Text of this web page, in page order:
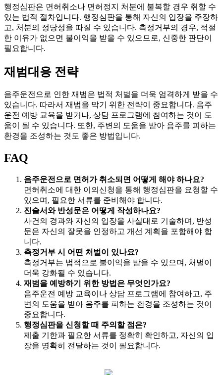
행정심판은 면허취소나 면허정지 처분에 불복할 경우 취할 수
있는 법적 절차입니다. 행정심판을 통해 자신의 입장을 주장하
고, 처분의 정당성을 따질 수 있습니다. 측정거부의 경우, 적절
한 이유가 없으면 불이익을 받을 수 있으므로, 신중한 판단이
필요합니다.
재범대응 전략
음주운전으로 인한 재범은 법적 처벌을 더욱 엄격하게 받을 수
있습니다. 따라서 재범을 막기 위한 전략이 중요합니다. 음주
운전 예방 교육을 받거나, 상담 프로그램에 참여하는 것이 도
움이 될 수 있습니다. 또한, 주변의 도움을 받아 음주를 피하는
환경을 조성하는 것도 좋은 방법입니다.
FAQ
음주운전으로 면허가 취소되면 어떻게 해야 하나요?
면허취소에 대한 이의신청을 통해 행정심판을 요청할 수
있으며, 필요한 서류를 준비해야 합니다.
진술서와 반성문은 어떻게 작성하나요?
사건의 경과와 자신의 입장을 사실대로 기술하며, 반성
문은 자신의 잘못을 인정하고 개선 계획을 포함해야 합
니다.
측정거부 시 어떤 처벌이 있나요?
측정거부는 법적으로 불이익을 받을 수 있으며, 처벌이
더욱 강화될 수 있습니다.
재범을 예방하기 위한 방법은 무엇인가요?
음주운전 예방 교육이나 상담 프로그램에 참여하고, 주
변의 도움을 받아 음주를 피하는 환경을 조성하는 것이
중요합니다.
행정심판을 신청할 때 주의할 점은?
제출 기한과 필요한 서류를 정확히 확인하고, 자신의 입
장을 명확히 전달하는 것이 필요합니다.